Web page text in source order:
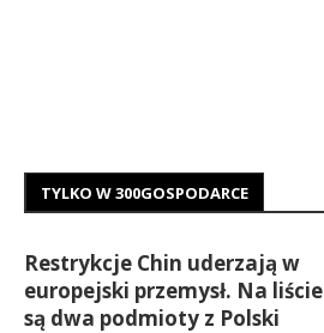
TYLKO W 300GOSPODARCE
Restrykcje Chin uderzają w
europejski przemysł. Na liście
są dwa podmioty z Polski